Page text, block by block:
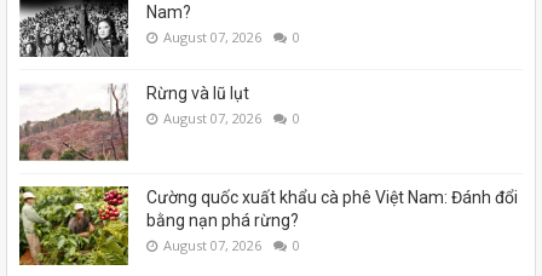
Nam?
August 07, 2026 0
Rừng và lũ lụt
August 07, 2026 0
Cường quốc xuất khẩu cà phê Việt Nam: Đánh đổi
bằng nạn phá rừng?
August 07, 2026 0